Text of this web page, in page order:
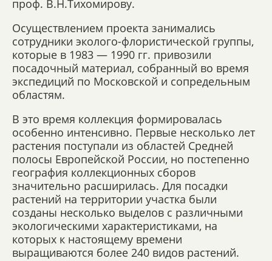
проф. В.Н.Тихомирову.
Осуществлением проекта занимались
сотрудники эколого-флористической группы,
которые в 1983 — 1990 гг. привозили
посадочный материал, собранный во время
экспедиций по Московской и сопредельным
областям.
В это время коллекция формировалась
особенно интенсивно. Первые несколько лет
растения поступали из областей Средней
полосы Европейской России, но постепенно
география коллекционных сборов
значительно расширилась. Для посадки
растений на территории участка были
созданы несколько выделов с различными
экологическими характеристиками, на
которых к настоящему времени
выращиваются более 240 видов растений.